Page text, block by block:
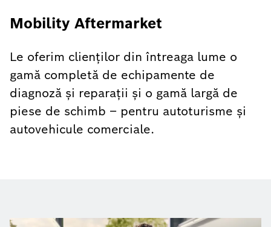
Mobility Aftermarket
Le oferim clienților din întreaga lume o
gamă completă de echipamente de
diagnoză și reparații și o gamă largă de
piese de schimb – pentru autoturisme și
autovehicule comerciale.